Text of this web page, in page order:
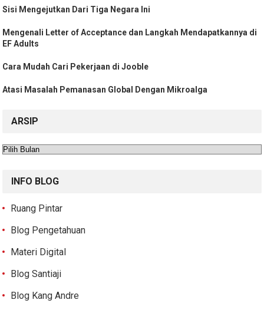
Sisi Mengejutkan Dari Tiga Negara Ini
Mengenali Letter of Acceptance dan Langkah Mendapatkannya di
EF Adults
Cara Mudah Cari Pekerjaan di Jooble
Atasi Masalah Pemanasan Global Dengan Mikroalga
ARSIP
Arsip
INFO BLOG
Ruang Pintar
Blog Pengetahuan
Materi Digital
Blog Santiaji
Blog Kang Andre